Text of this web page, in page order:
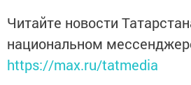
Читайте новости
национальном
https://max.ru/tatmedia